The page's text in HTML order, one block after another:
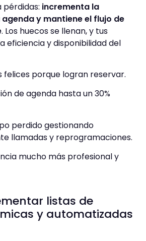
pérdidas: incrementa la
y mantiene el flujo de
. Los huecos se llenan, y tus
eficiencia y disponibilidad del
felices porque logran reservar.
de agenda hasta un 30%
perdido gestionando
llamadas y reprogramaciones.
mucho más profesional y
listas de
y automatizadas